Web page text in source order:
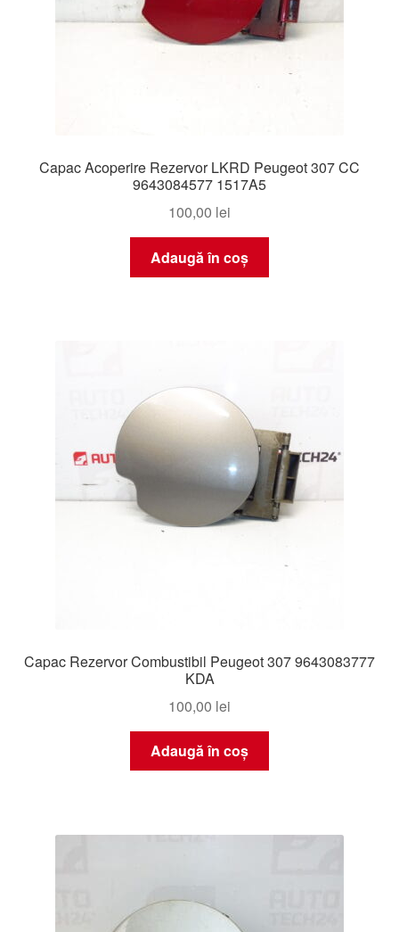
Capac Acoperire Rezervor LKRD Peugeot 307 CC
9643084577 1517A5
100,00 lei
Adaugă în coș
Capac Rezervor Combustibil Peugeot 307 9643083777
KDA
100,00 lei
Adaugă în coș